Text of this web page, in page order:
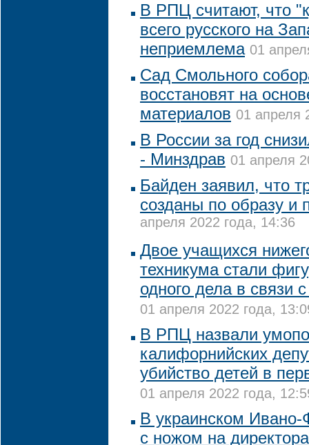
В РПЦ считают, что
всего русского на
неприемлема 01
Сад Смольного
восстановят на
материалов 01 апреля
В России за год
- Минздрав 01 апреля
Байден заявил, что
созданы по образу
апреля 2022 года, 14:36
Двое учащихся
техникума стали
одного дела в связи
01 апреля 2022 года,
В РПЦ назвали
калифорнийских
убийство детей в
01 апреля 2022 года,
В украинском Ивано-
с ножом на